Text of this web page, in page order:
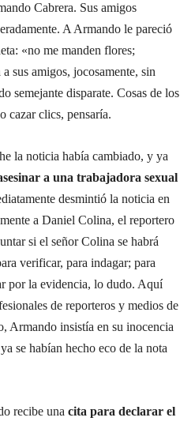
Cabrera. Sus amigos
A Armando le pareció
«no me manden flores;
sus amigos, jocosamente, sin
semejante disparate. Cosas de los
cazar clics, pensaría.
la noticia había cambiado, y ya
a una trabajadora sexual
desmintió la noticia en
a Daniel Colina, el reportero
si el señor Colina se habrá
verificar, para indagar; para
por la evidencia, lo dudo. Aquí
de reporteros y medios de
Armando insistía en su inocencia
se habían hecho eco de la nota
recibe una cita para declarar el